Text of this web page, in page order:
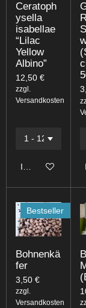
Ceratoph
ysella
isabellae
“Lilac
Yellow
Albino”
12,50 €
zzgl.
Versandkosten
In den
Bestseller
Bohnenkä
fer
3,50 €
zzgl.
Versandkosten